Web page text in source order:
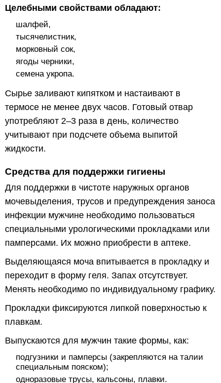
Целебными свойствами обладают:
шалфей,
тысячелистник,
морковный сок,
ягоды черники,
семена укропа.
Сырье заливают кипятком и настаивают в
термосе не менее двух часов. Готовый отвар
употребляют 2–3 раза в день, количество
учитывают при подсчете объема выпитой
жидкости.
Средства для поддержки гигиены
Для поддержки в чистоте наружных органов
мочевыделения, трусов и предупреждения заноса
инфекции мужчине необходимо пользоваться
специальными урологическими прокладками или
памперсами. Их можно приобрести в аптеке.
Выделяющаяся моча впитывается в прокладку и
переходит в форму геля. Запах отсутствует.
Менять необходимо по индивидуальному графику.
Прокладки фиксируются липкой поверхностью к
плавкам.
Выпускаются для мужчин такие формы, как:
подгузники и памперсы (закрепляются на талии
специальным пояском);
одноразовые трусы, кальсоны, плавки.